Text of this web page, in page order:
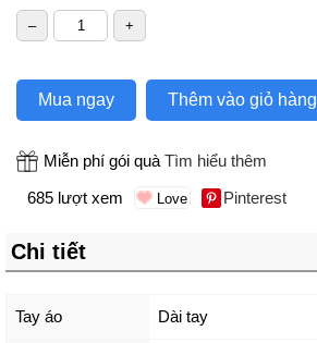
Mua ngay Thêm vào giỏ hàng
Miễn phí gói quà Tìm hiểu thêm
685 lượt xem
Pinterest
Chi tiết
Tay áo Dài tay